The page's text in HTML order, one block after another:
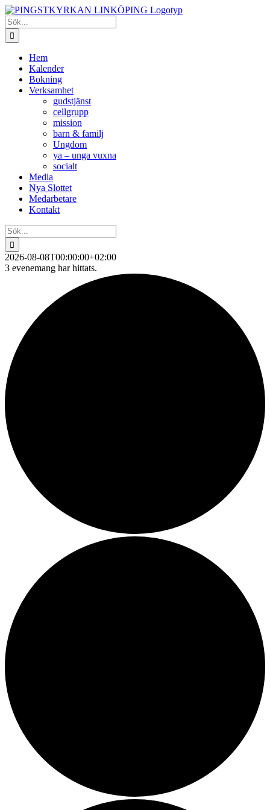
Fortsätt
till
innehållet
Sök
efter:
Hem
Kalender
Bokning
Verksamhet
gudstjänst
cellgrupp
mission
barn & familj
Ungdom
ya – unga vuxna
socialt
Media
Nya Slottet
Medarbetare
Kontakt
Sök
efter:
2026-08-08T00:00:00+02:00
3 evenemang har hittats.